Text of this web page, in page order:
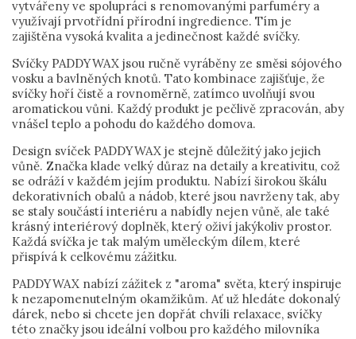
vytvářeny ve spolupráci s renomovanými parfuméry a
využívají prvotřídní přírodní ingredience. Tím je
zajištěna vysoká kvalita a jedinečnost každé svíčky.
Svíčky PADDYWAX jsou ručně vyráběny ze směsi sójového
vosku a bavlněných knotů. Tato kombinace zajišťuje, že
svíčky hoří čistě a rovnoměrně, zatímco uvolňují svou
aromatickou vůni. Každý produkt je pečlivě zpracován, aby
vnášel teplo a pohodu do každého domova.
Design svíček PADDYWAX je stejně důležitý jako jejich
vůně. Značka klade velký důraz na detaily a kreativitu, což
se odráží v každém jejím produktu. Nabízí širokou škálu
dekorativních obalů a nádob, které jsou navrženy tak, aby
se staly součástí interiéru a nabídly nejen vůně, ale také
krásný interiérový doplněk, který oživí jakýkoliv prostor.
Každá svíčka je tak malým uměleckým dílem, které
přispívá k celkovému zážitku.
PADDYWAX nabízí zážitek z "aroma" světa, který inspiruje
k nezapomenutelným okamžikům. Ať už hledáte dokonalý
dárek, nebo si chcete jen dopřát chvíli relaxace, svíčky
této značky jsou ideální volbou pro každého milovníka